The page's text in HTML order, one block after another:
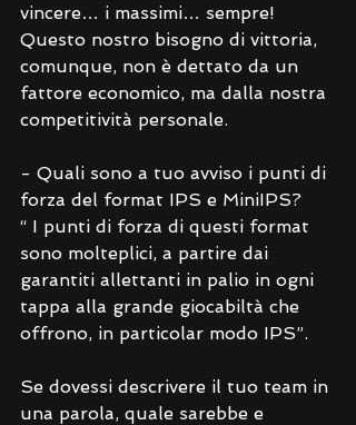
vincere… i massimi… sempre!
Questo nostro bisogno di vittoria,
comunque, non è dettato da un
fattore economico, ma dalla nostra
competitività personale.
- Quali sono a tuo avviso i punti di
forza del format IPS e MiniIPS?
“ I punti di forza di questi format
sono molteplici, a partire dai
garantiti allettanti in palio in ogni
tappa alla grande giocabiltà che
offrono, in particolar modo IPS”.
Se dovessi descrivere il tuo team in
una parola, quale sarebbe e